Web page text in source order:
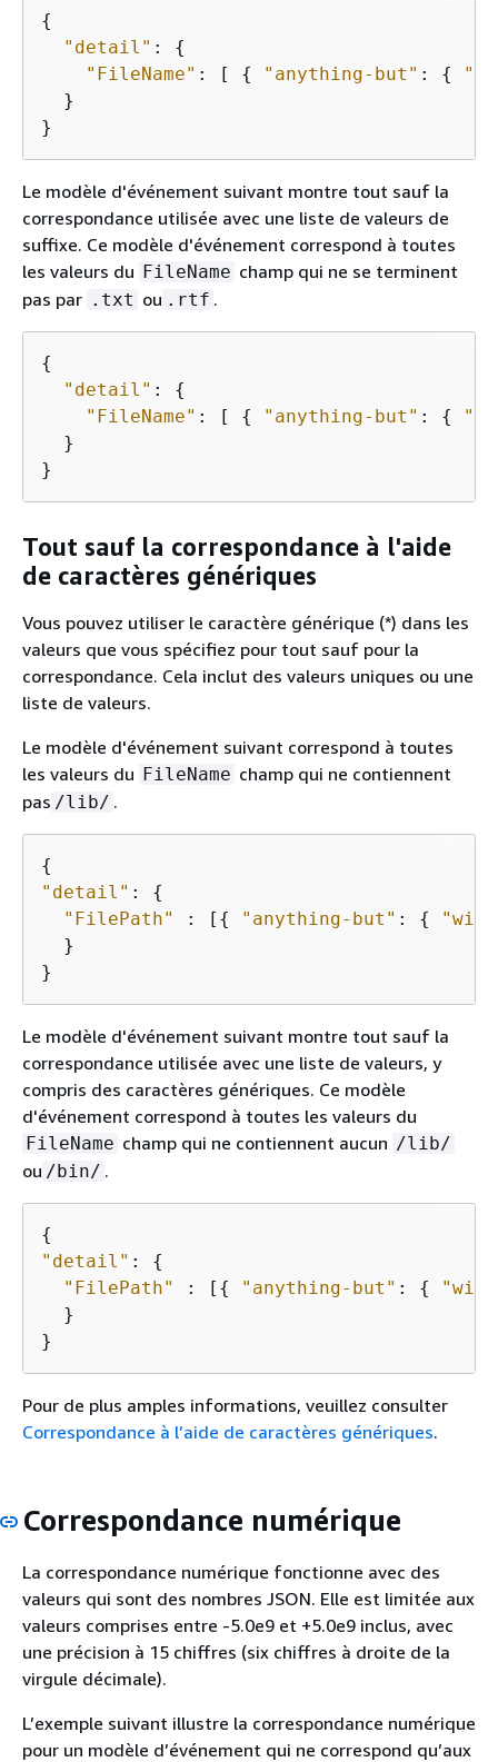
{
"detail" : {
"FileName" : [ { "anything-but" : {
  }
}
Le modèle d'événement suivant montre tout sauf la
correspondance utilisée avec une liste de valeurs de
suffixe. Ce modèle d'événement correspond à toutes
les valeurs du FileName champ qui ne se terminent
pas par .txt ou .rtf .
{
"detail" : {
"FileName" : [ { "anything-but" : {
  }
}
Tout sauf la correspondance à l'aide
de caractères génériques
Vous pouvez utiliser le caractère générique (*) dans les
valeurs que vous spécifiez pour tout sauf pour la
correspondance. Cela inclut des valeurs uniques ou une
liste de valeurs.
Le modèle d'événement suivant correspond à toutes
les valeurs du FileName champ qui ne contiennent
pas /lib/ .
{
"detail" : {
"FilePath"
: [ { "anything-but" : {
  }
}
Le modèle d'événement suivant montre tout sauf la
correspondance utilisée avec une liste de valeurs, y
compris des caractères génériques. Ce modèle
d'événement correspond à toutes les valeurs du
FileName champ qui ne contiennent aucun /lib/
ou /bin/ .
{
"detail" : {
"FilePath"
: [ { "anything-but" : {
  }
Pour de plus amples informations, veuillez consulter
Correspondance à l’aide de caractères génériques.
Correspondance numérique
La correspondance numérique fonctionne avec des
valeurs qui sont des nombres JSON. Elle est limitée aux
valeurs comprises entre -5.0e9 et +5.0e9 inclus, avec
une précision à 15 chiffres (six chiffres à droite de la
virgule décimale).
L’exemple suivant illustre la correspondance numérique
pour un modèle d’événement qui ne correspond qu’aux